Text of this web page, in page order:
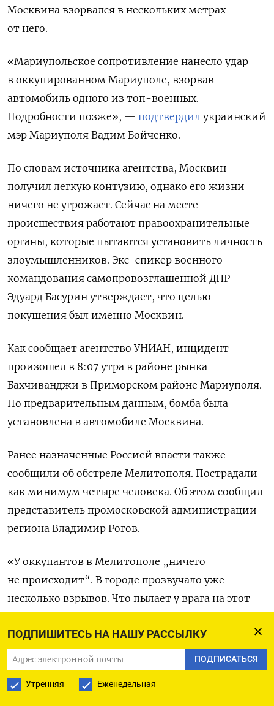
ПОДПИШИТЕСЬ НА НАШУ РАССЫЛКУ
ПОДПИСАТЬСЯ
Утренняя Еженедельная
Москвина взорвался в нескольких метрах
от него.
«Мариупольское сопротивление нанесло удар
в оккупированном Мариуполе, взорвав
автомобиль одного из топ-военных.
Подробности позже», — подтвердил украинский
мэр Мариуполя Вадим Бойченко.
По словам источника агентства, Москвин
получил легкую контузию, однако его жизни
ничего не угрожает. Сейчас на месте
происшествия работают правоохранительные
органы, которые пытаются установить личность
злоумышленников. Экс-спикер военного
командования самопровозглашенной ДНР
Эдуард Басурин утверждает, что целью
покушения был именно Москвин.
Как сообщает агентство УНИАН, инцидент
произошел в 8:07 утра в районе рынка
Бахчиванджи в Приморском районе Мариуполя.
По предварительным данным, бомба была
установлена в автомобиле Москвина.
Ранее назначенные Россией власти также
сообщили об обстреле Мелитополя. Пострадали
как минимум четыре человека. Об этом сообщил
представитель промосковской администрации
региона Владимир Рогов.
«У оккупантов в Мелитополе „ничего
не происходит“. В городе прозвучало уже
несколько взрывов. Что пылает у врага на этот
от ВСУ», — сообщил мэр города Иван Федоров.
По его данным, в результате взрыва была
разрушена казарма с российскими военными.